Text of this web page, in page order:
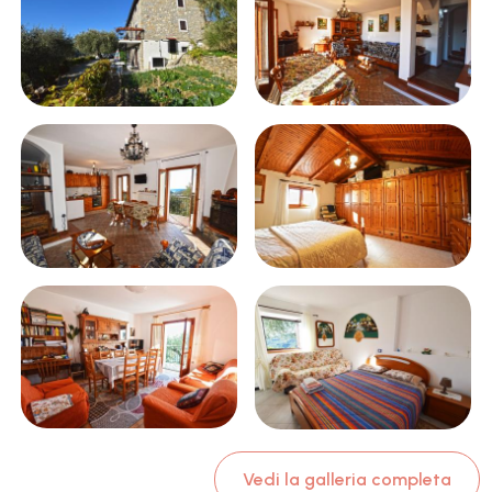
Vedi la galleria completa